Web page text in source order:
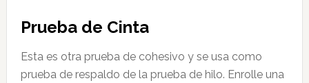
Prueba de Cinta
Esta es otra prueba de cohesivo y se usa como
prueba de respaldo de la prueba de hilo. Enrolle una